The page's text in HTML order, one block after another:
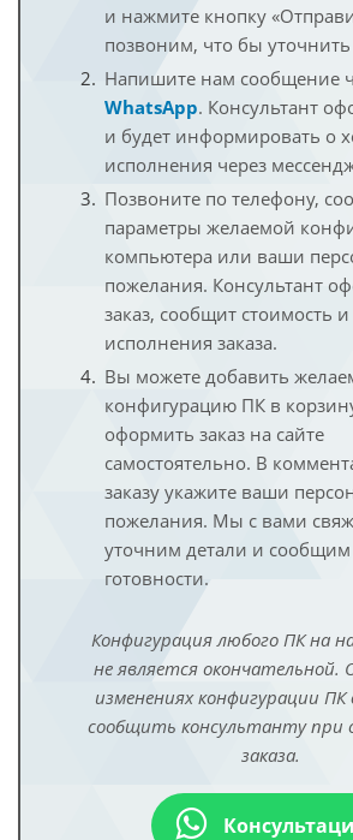
и нажмите кнопку
позвоним, что бы уточнить
Напишите нам сообщение
WhatsApp. Консультант
и будет информировать о
исполнения через
Позвоните по телефону,
параметры желаемой
компьютера или ваши
пожелания. Консультант
заказ, сообщит стоимость и
исполнения заказа.
Вы можете добавить
конфигурацию ПК в
оформить заказ на сайте
самостоятельно. В
заказу укажите ваши
пожелания. Мы с вами
уточним детали и сообщим
готовности.
Конфигурация любого ПК на
не является окончательной.
изменениях конфигурации
сообщить консультанту при
заказа.